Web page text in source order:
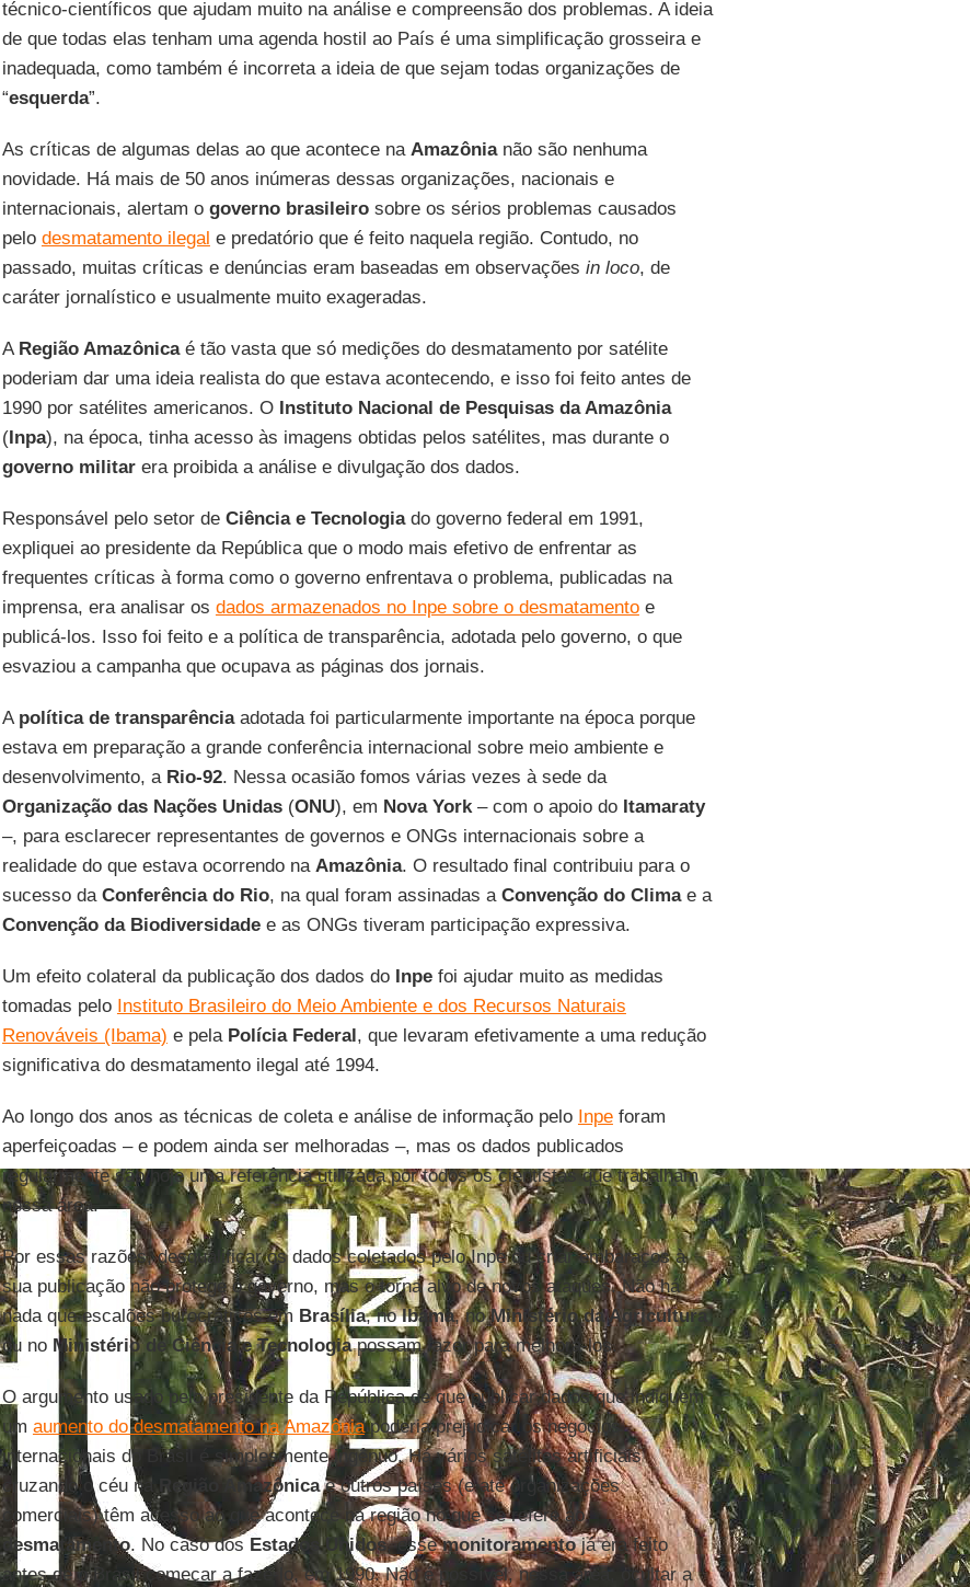
técnico-científicos que ajudam muito na análise e compreensão dos problemas. A ideia
de que todas elas tenham uma agenda hostil ao País é uma simplificação grosseira e
inadequada, como também é incorreta a ideia de que sejam todas organizações de
“esquerda”.
As críticas de algumas delas ao que acontece na Amazônianão são nenhuma
novidade. Há mais de 50 anos inúmeras dessas organizações, nacionais e
internacionais, alertam o governo brasileirosobre os sérios problemas causados
pelo desmatamento ilegal e predatório que é feito naquela região. Contudo, no
passado, muitas críticas e denúncias eram baseadas em observações in loco, de
caráter jornalístico e usualmente muito exageradas.
A Região Amazônicaé tão vasta que só medições do desmatamento por satélite
poderiam dar uma ideia realista do que estava acontecendo, e isso foi feito antes de
1990 por satélites americanos. O Instituto Nacional de Pesquisas da Amazônia
(Inpa), na época, tinha acesso às imagens obtidas pelos satélites, mas durante o
governo militarera proibida a análise e divulgação dos dados.
Responsável pelo setor de Ciência e Tecnologiado governo federal em 1991,
expliquei ao presidente da República que o modo mais efetivo de enfrentar as
frequentes críticas à forma como o governo enfrentava o problema, publicadas na
imprensa, era analisar os dados armazenados no Inpe sobre o desmatamentoe
publicá-los. Isso foi feito e a política de transparência, adotada pelo governo, o que
esvaziou a campanha que ocupava as páginas dos jornais.
A política de transparênciaadotada foi particularmente importante na época porque
estava em preparação a grande conferência internacional sobre meio ambiente e
desenvolvimento, a Rio-92. Nessa ocasião fomos várias vezes à sede da
Organização das Nações Unidas(ONU), em Nova York– com o apoio do Itamaraty
–, para esclarecer representantes de governos e ONGs internacionais sobre a
realidade do que estava ocorrendo na Amazônia. O resultado final contribuiu para o
sucesso da Conferência do Rio, na qual foram assinadas a Convenção do Climae a
Convenção da Biodiversidadee as ONGs tiveram participação expressiva.
Um efeito colateral da publicação dos dados do Inpefoi ajudar muito as medidas
tomadas pelo Instituto Brasileiro do Meio Ambiente e dos Recursos Naturais
Renováveis (Ibama) e pela Polícia Federal, que levaram efetivamente a uma redução
significativa do desmatamento ilegal até 1994.
Ao longo dos anos as técnicas de coleta e análise de informação pelo Inpeforam
aperfeiçoadas – e podem ainda ser melhoradas –, mas os dados publicados
regularmente são hoje uma referência utilizada por todos os cientistas que trabalham
nessa área.
Por essas razões, desqualificar os dados coletados pelo Inpe ou criar embaraços à
sua publicação não protege o governo, mas o torna alvo de novos ataques. Não há
nada que escalões burocráticos em Brasília, noIbama, noMinistério da Agricultura
ou no Ministério de Ciência e Tecnologiapossam fazer para melhorá-los.
O argumento usado pelo presidente da República de que publicar dados que indiquem
um aumento do desmatamento na Amazôniapoderia prejudicar os negócios
internacionais do Brasil é simplesmente ingênuo. Há vários satélites artificiais
cruzando o céu na
Região Amazônicae outros países (e até organizações
comerciais) têm acesso ao que acontece na região no que se refere ao
desmatamento. No caso dos Estados Unidos, essemonitoramentojá era feito
antes de o Brasil começar a fazê-lo, em 1990. Não é possível, nessa área, ocultar a